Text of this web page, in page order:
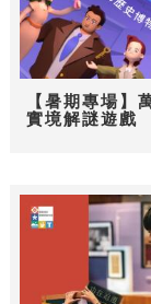
【暑期專場】
實境解謎遊戲